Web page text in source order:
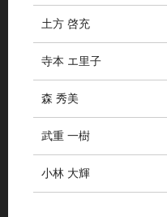
土方 啓充
寺本 エ里子
森 秀美
武重 一樹
小林 大輝